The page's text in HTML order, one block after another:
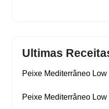
Ultimas
Peixe Mediterrâneo
Peixe Mediterrâneo